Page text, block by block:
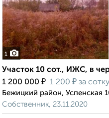
1
Участок 10 сот., ИЖС, в
1 200 000 ₽ 1 200 ₽ за сотку
Бежицкий район, Успенская
Собственник, 23.11.2020